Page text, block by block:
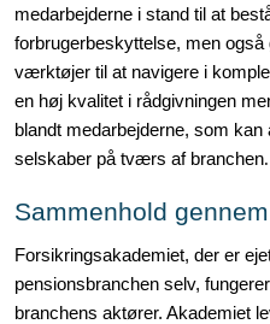
medarbejderne i stand til at
forbrugerbeskyttelse, men
værktøjer til at navigere i
en høj kvalitet i rådgivningen
blandt medarbejderne, som
selskaber på tværs af branchen.
Sammenhold
Forsikringsakademiet, der er
pensionsbranchen selv,
branchens aktører. Akademiet